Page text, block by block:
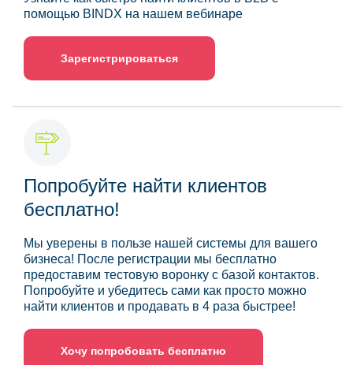
помощью BINDX на нашем вебинаре
Зарегистрироваться
Попробуйте найти клиентов
бесплатно!
Мы уверены в пользе нашей системы для вашего
бизнеса! После регистрации мы бесплатно
предоставим тестовую воронку с базой контактов.
Попробуйте и убедитесь сами как просто можно
найти клиентов и продавать в 4 раза быстрее!
Хочу попробовать бесплатно